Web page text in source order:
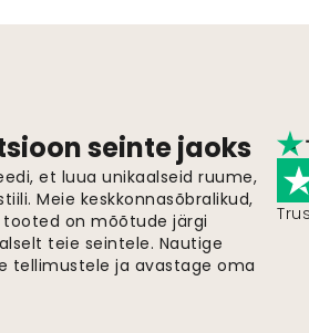
seinte jaoks
et luua unikaalseid ruume,
Meie keskkonnasõbralikud,
tooted on mõõtude järgi
teie seintele. Nautige
tellimustele ja avastage oma